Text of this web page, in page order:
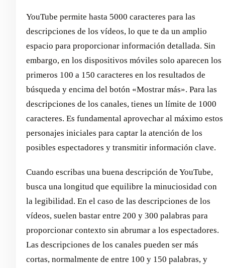
YouTube permite hasta 5000 caracteres para las
descripciones de los vídeos, lo que te da un amplio
espacio para proporcionar información detallada. Sin
embargo, en los dispositivos móviles solo aparecen los
primeros 100 a 150 caracteres en los resultados de
búsqueda y encima del botón «Mostrar más». Para las
descripciones de los canales, tienes un límite de 1000
caracteres. Es fundamental aprovechar al máximo estos
personajes iniciales para captar la atención de los
posibles espectadores y transmitir información clave.
Cuando escribas una buena descripción de YouTube,
busca una longitud que equilibre la minuciosidad con
la legibilidad. En el caso de las descripciones de los
vídeos, suelen bastar entre 200 y 300 palabras para
proporcionar contexto sin abrumar a los espectadores.
Las descripciones de los canales pueden ser más
cortas, normalmente de entre 100 y 150 palabras, y